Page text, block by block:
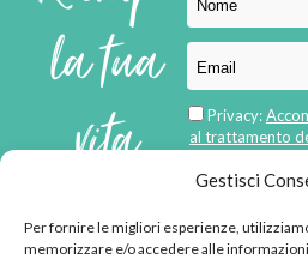
Gestisci
Per fornire le migliori esperienze,
memorizzare e/o accedere alle
la tua
vita
di
Privacy:
al trattamento